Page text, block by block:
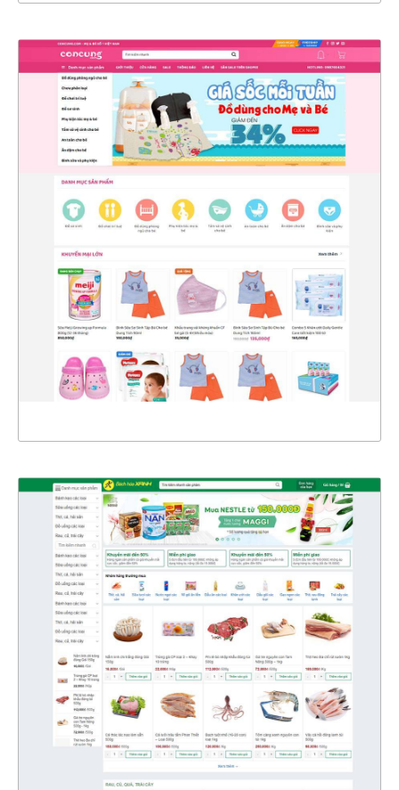
4743
CHI TIẾT
XEM THỰC TẾ
47111
CHI TIẾT